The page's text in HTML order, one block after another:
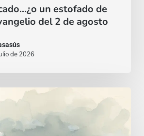
un estofado de
del 2 de agosto
de 2026